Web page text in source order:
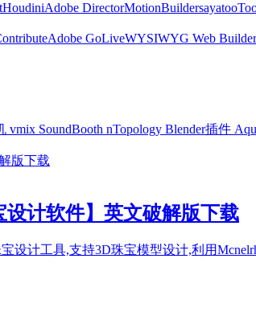
HoudiniAdobe DirectorMotionBuildersayatoo
Adobe GoLiveWYSIWYG Web Builder
vmix SoundBooth nTopology Blender插件
设计软件】英文破解版下载
设计工具,支持3D珠宝模型设计,利用